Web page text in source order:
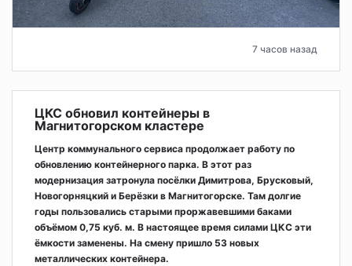
7 часов назад
ЦКС обновил контейнеры в
Магнитогорском кластере
Центр коммунального сервиса продолжает работу по
обновлению контейнерного парка. В этот раз
модернизация затронула посёлки Димитрова, Брусковый,
Новогорняцкий и Берёзки в Магнитогорске. Там долгие
годы пользовались старыми проржавевшими баками
объёмом 0,75 куб. м. В настоящее время силами ЦКС эти
ёмкости заменены. На смену пришло 53 новых
металлических контейнера.